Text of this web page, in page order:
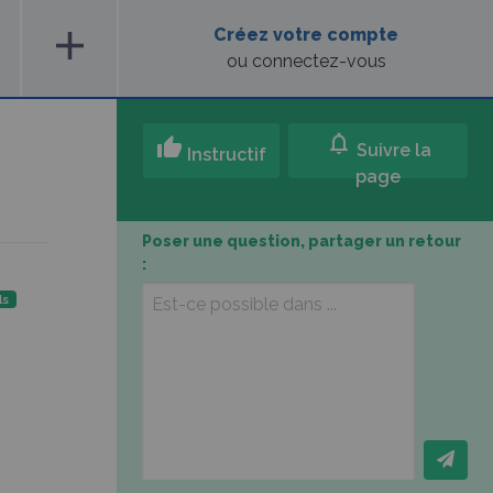
add
Créez votre compte
ou connectez-vous
thumb_up Instructif notifications Suivre la
page
Poser une question, partager un retour
: